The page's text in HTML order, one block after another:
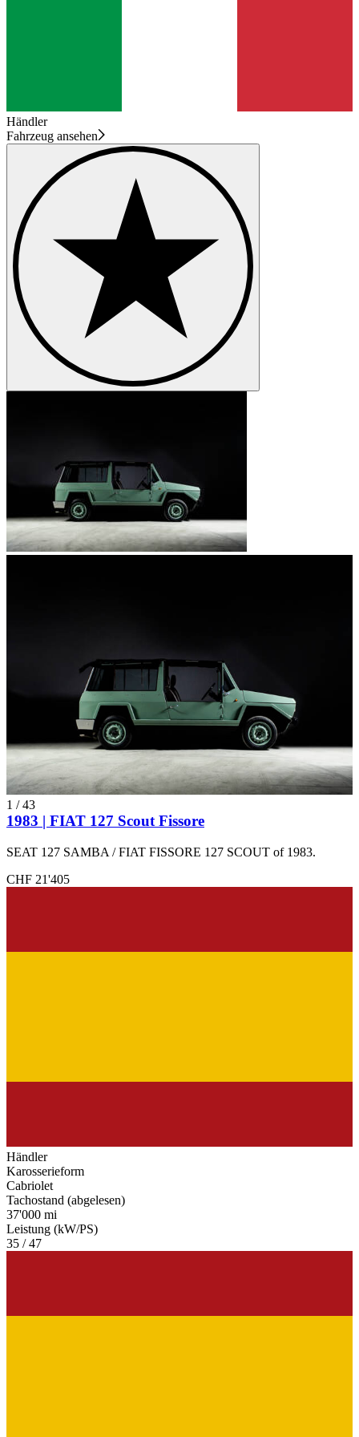
Händler
Fahrzeug ansehen
1 /43
1983 | FIAT 127 Scout Fissore
SEAT 127 SAMBA / FIAT FISSORE 127 SCOUT of 1983.
CHF 21'405
Händler
Karosserieform
Cabriolet
Tachostand (abgelesen)
37'000 mi
Leistung (kW/PS)
35 / 47